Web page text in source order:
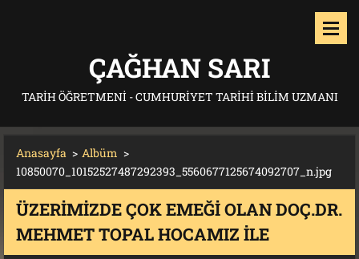
ÇAĞHAN SARI
TARIH ÖĞRETMENI - CUMHURIYET TARIHI BILIM UZMANI
Anasayfa > Albüm >
10850070_10152527487292393_5560677125674092707_n.jpg
ÜZERIMIZDE ÇOK EMEĞI OLAN DOÇ.DR.
MEHMET TOPAL HOCAMIZ ILE